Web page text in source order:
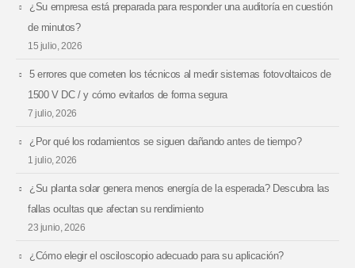
¿Su empresa está preparada para responder una auditoría en cuestión
de minutos?
15 julio, 2026
5 errores que cometen los técnicos al medir sistemas fotovoltaicos de
1500 V DC / y cómo evitarlos de forma segura
7 julio, 2026
¿Por qué los rodamientos se siguen dañando antes de tiempo?
1 julio, 2026
¿Su planta solar genera menos energía de la esperada? Descubra las
fallas ocultas que afectan su rendimiento
23 junio, 2026
¿Cómo elegir el osciloscopio adecuado para su aplicación?